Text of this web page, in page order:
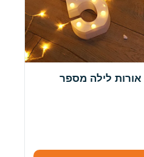
אותיות אלפבית LED אורות לילה מספר